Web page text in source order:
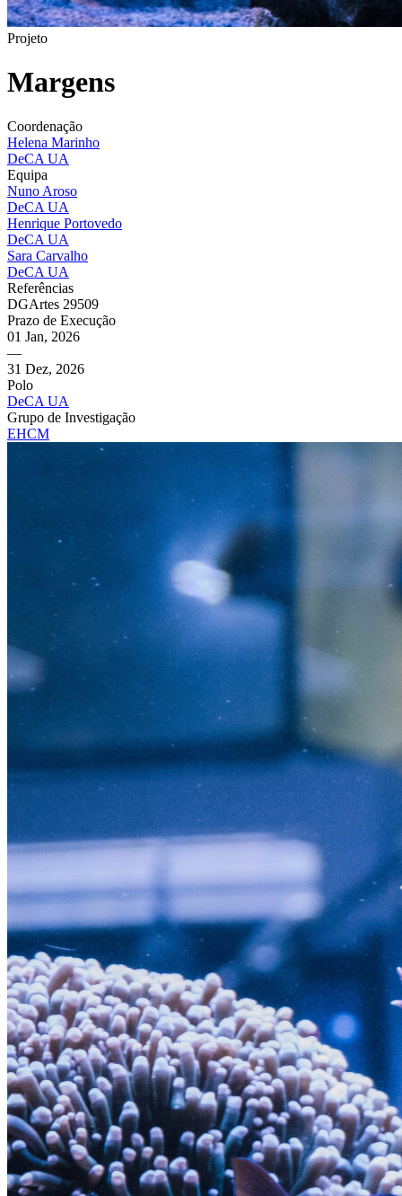
Projeto
Margens
Coordenação
Helena Marinho
DeCA UA
Equipa
Nuno Aroso
DeCA UA
Henrique Portovedo
DeCA UA
Sara Carvalho
DeCA UA
Referências
DGArtes 29509
Prazo de Execução
01 Jan, 2026
—
31 Dez, 2026
Polo
DeCA UA
Grupo de Investigação
EHCM